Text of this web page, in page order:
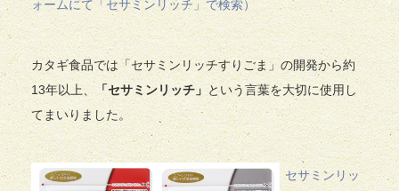
ォームにて「セサミンリッチ」で検索）
カタギ食品では「セサミンリッチすりごま」の開発から約
13年以上、「セサミンリッチ」という言葉を大切に使用し
てまいりました。
セサミンリッ